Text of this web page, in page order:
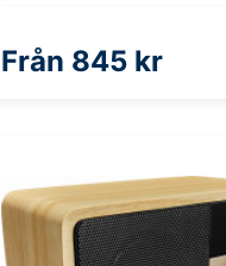
Från 845 kr